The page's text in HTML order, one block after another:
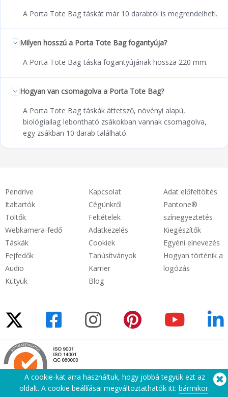
A Porta Tote Bag táskát már 10 darabtól is megrendelheti.
Milyen hosszú a Porta Tote Bag fogantyúja?
A Porta Tote Bag táska fogantyújának hossza 220 mm.
Hogyan van csomagolva a Porta Tote Bag?
A Porta Tote Bag táskák áttetsző, növényi alapú,
biológiailag lebontható zsákokban vannak csomagolva,
egy zsákban 10 darab található.
Pendrive
Italtartók
Töltők
Webkamera-fedő
Táskák
Fejfedők
Audio
Kütyük
Kapcsolat
Cégünkről
Feltételek
Adatkezelés
Cookiek
Tanúsítványok
Karrier
Blog
Adat előfeltöltés
Pantone®
színegyeztetés
Kiegészítők
Egyéni elnevezés
Hogyan történik a
logózás
A cookie-kat arra használtuk, hogy jobbá tegyük ezt az
oldalt. A cookie beállíásai megváltoztathatók itt: bármikor.